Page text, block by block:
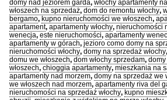
domy nad jeziorem garda, włochy apartamenty
włoszech na sprzedaż, dom do remontu włochy,
bergamo, kupno nieruchomości we włoszech,
apartament, apartamenty włochy, nieruchomości
wenecja, este nieruchomości, apartamenty
apartamenty w górach, jezioro como domy na
nieruchomości włochy, domy na sprzedaż włochy,
domu we włoszech, dom włochy sprzedam, domy
włoszech, chioggia apartamenty, mieszkania na
apartamenty nad morzem, domy na sprzedaż we
we włoszech nad morzem, apartamenty riva del
nieruchomości na sprzedaż włochy, kupno